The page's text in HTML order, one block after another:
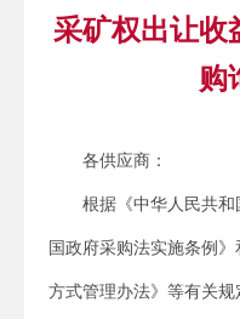
采矿权出让收
购
各供应商：
根据《中华人民共
国政府采购法实施条例
方式管理办法》等有关